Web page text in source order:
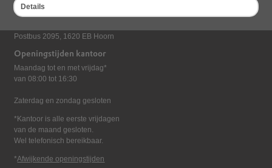
Details
Dampten 2, 1624 NR Hoorn
Postbus 2095, 1620 EB Hoorn
Openingstijden kantoor
Maandag tot en met vrijdag*
van 08:00 tot 16:30
Zaterdag en zondag gesloten
*Kantoor is alle eerste vrijdagen
van de maand gesloten.
Wel telefonisch bereikbaar.
*Afwijkende openingstijden